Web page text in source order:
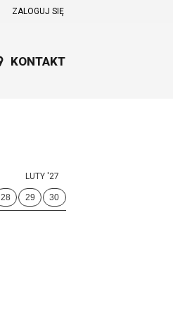
ZALOGUJ SIĘ
0,00
KONTAKT
LUTY '27
28 29 30